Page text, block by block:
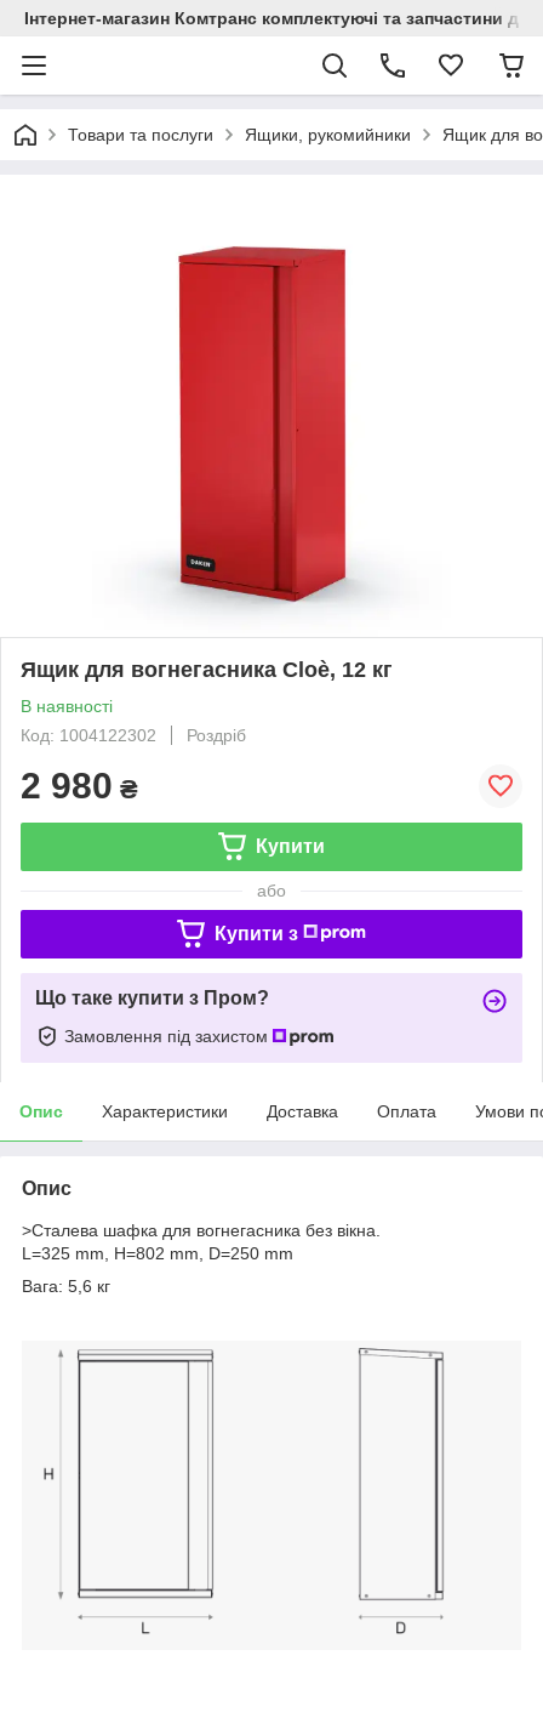
Інтернет-магазин Комтранс комплектуючі та запчастини
Товари та послуги Ящики, рукомийники Ящик для
Ящик для вогнегасника Cloè, 12 кг
В наявності
Код: 1004122302
Роздріб
2 980 ₴
Купити
або
Купити з
Що таке купити з Пром?
Замовлення під захистом
Опис Характеристики Доставка Оплата Умови
Опис
>Сталева шафка для вогнегасника без вікна.
L=325 mm, H=802 mm, D=250 mm
Вага: 5,6 кг